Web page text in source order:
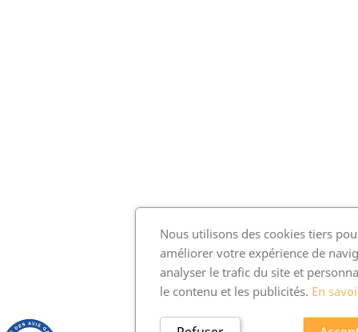
Nous utilisons des cookies tiers
améliorer votre expérience de
analyser le trafic du site et
le contenu et les publicités. En